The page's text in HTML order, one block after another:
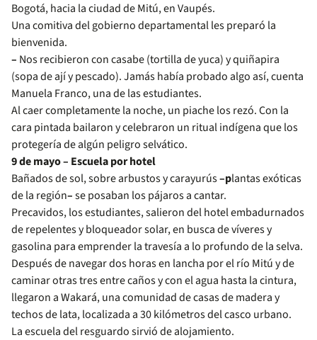
Bogotá, hacia la ciudad de Mitú, en Vaupés.
Una comitiva del gobierno departamental les preparó la
bienvenida.
– Nos recibieron con casabe (tortilla de yuca) y quiñapira
(sopa de ají y pescado). Jamás había probado algo así, cuenta
Manuela Franco, una de las estudiantes.
Al caer completamente la noche, un piache los rezó. Con la
cara pintada bailaron y celebraron un ritual indígena que los
protegería de algún peligro selvático.
9 de mayo – Escuela por hotel
Bañados de sol, sobre arbustos y carayurús–plantas exóticas
de la región–se posaban los pájaros a cantar.
Precavidos, los estudiantes, salieron del hotel embadurnados
de repelentes y bloqueador solar, en busca de víveres y
gasolina para emprender la travesía a lo profundo de la selva.
Después de navegar dos horas en lancha por el río Mitú y de
caminar otras tres entre caños y con el agua hasta la cintura,
llegaron a Wakará, una comunidad de casas de madera y
techos de lata, localizada a 30 kilómetros del casco urbano.
La escuela del resguardo sirvió de alojamiento.